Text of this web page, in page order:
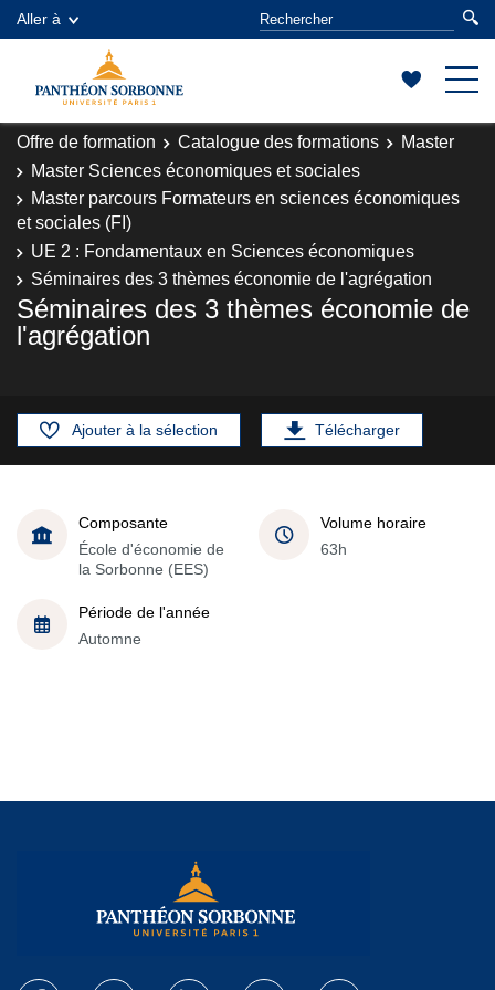
Aller à
Offre de formation Catalogue des formations
Master
Master Sciences économiques et sociales
Master parcours Formateurs en sciences économiques
et sociales (FI)
UE 2 : Fondamentaux en Sciences économiques
Séminaires des 3 thèmes économie de l'agrégation
Séminaires des 3 thèmes économie de
l'agrégation
Ajouter à la sélection Télécharger
Composante
École d'économie de
la Sorbonne (EES)
Volume horaire
63h
Période de l'année
Automne